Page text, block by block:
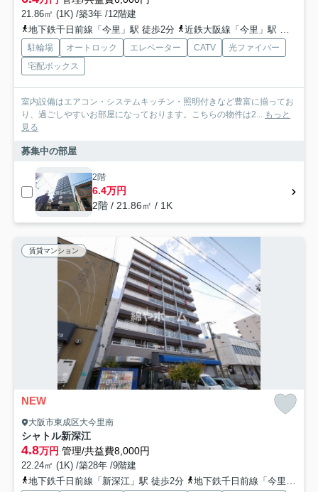
21.86㎡ (1K) /築3年 /12階建
地下鉄千日前線「今里」駅 徒歩2分
近鉄大阪線「今里」駅 徒歩9分
駐輪場 オートロック エレベーター CATV
光ファイバー
宅配ボックス
室内設備はエアコン・システムキッチン・照明付きなど豊富に揃ってお
り、過ごしやすいお部屋になっております。こちらの物件は2... もっと
見る
募集中の部屋
2階
6.4万円
2階 / 21.86㎡ / 1K
賃貸マンション
NEW
大阪市東成区大今里南
シャトル新深江
4.8万円 管理/共益費8,000円
22.24㎡ (1K) /築28年 /9階建
地下鉄千日前線「新深江」駅 徒歩2分
地下鉄千日前線「今里」駅 徒歩7分